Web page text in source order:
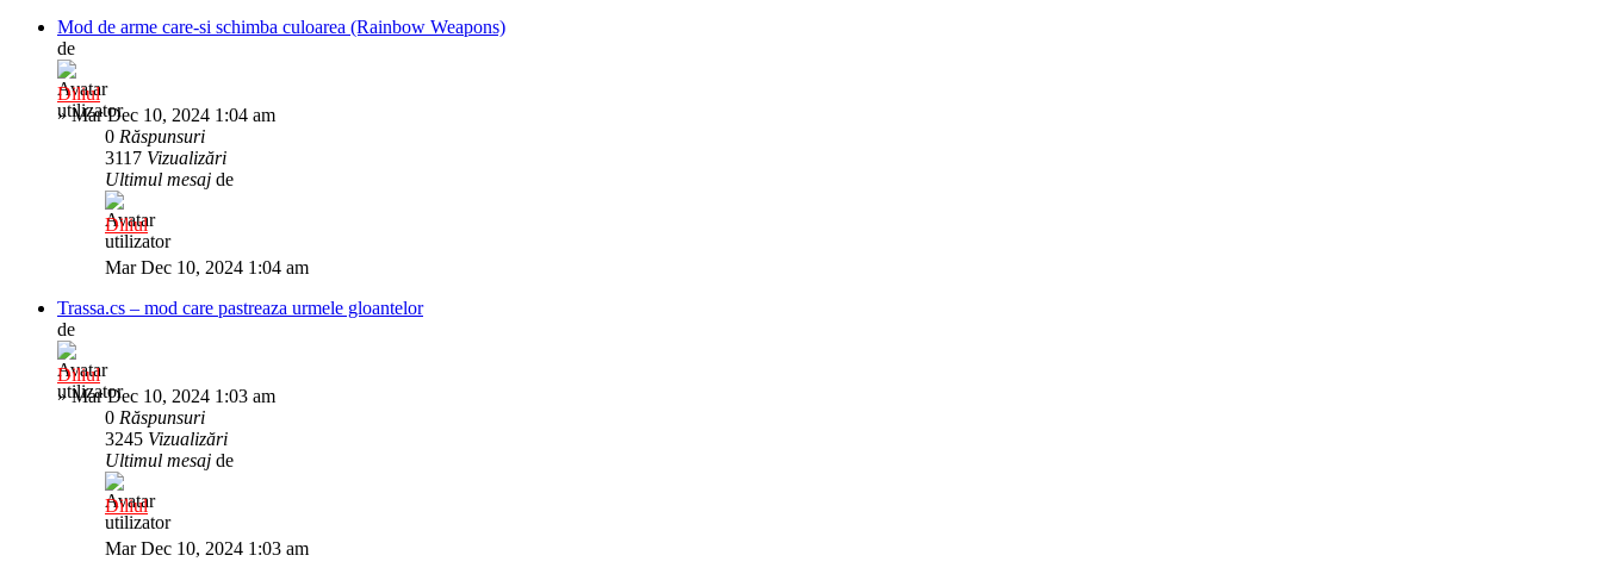
Mod de arme care-si schimba culoarea (Rainbow Weapons)
de
Diliul
»Mar Dec 10, 2024 1:04 am
0 Răspunsuri
3117 Vizualizări
Ultimul mesaj de
Diliul
Mar Dec 10, 2024 1:04 am
Trassa.cs – mod care pastreaza urmele gloantelor
de
Diliul
»Mar Dec 10, 2024 1:03 am
0 Răspunsuri
3245 Vizualizări
Ultimul mesaj de
Diliul
Mar Dec 10, 2024 1:03 am